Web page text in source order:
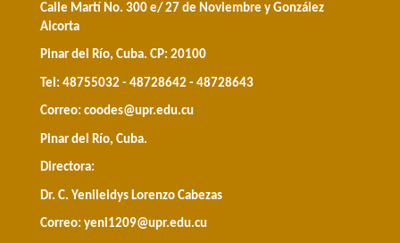
Calle Martí No. 300 e/ 27 de Noviembre y González
Alcorta
Pinar del Río, Cuba. CP: 20100
Tel: 48755032 - 48728642 - 48728643
Correo: coodes@upr.edu.cu
Pinar del Río, Cuba.
Directora:
Dr. C. Yenileidys Lorenzo Cabezas
Correo: yeni1209@upr.edu.cu